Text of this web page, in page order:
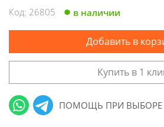
Код: 26805 в наличии
Добавить в
Купить в 1
ПОМОЩЬ ПРИ ВЫБОРЕ